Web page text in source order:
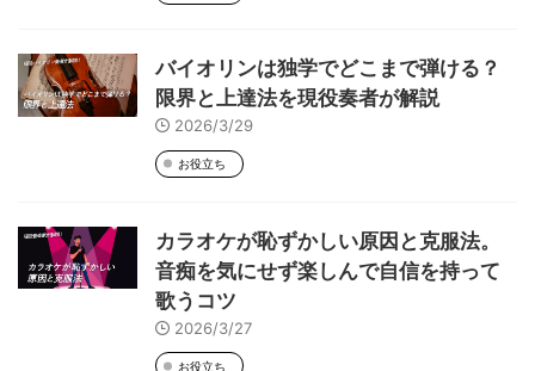
バイオリンは独学でどこまで弾ける？
限界と上達法を現役奏者が解説
2026/3/29
お役立ち
カラオケが恥ずかしい原因と克服法。
音痴を気にせず楽しんで自信を持って
歌うコツ
2026/3/27
お役立ち